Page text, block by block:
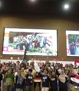
Ikuti Kami di: